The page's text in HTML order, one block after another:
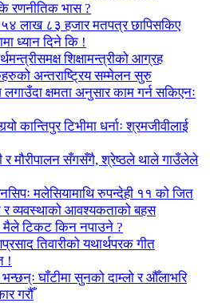
रणनीतिक भास ?
लाख ८३ हजार मतपत्र छापिसकिए
ध्यान दिने कि !
शिक्षामन्त्रीको आग्रह
अन्तराष्ट्रिय सम्मेलन सुरु
क्षमता अनुसार काम गर्न सकिएनः
कान्तिपुर टिभीमा धर्नाः श्रमजीवीलाई
र मौरीपालन सँगसँगै, श्रेष्ठले थाले गाउँलेले
मलेसियामाथि रुपन्देही ११ को जित
र व्यवस्थाको आवश्यकताको बहस
टिकट किन नपाउने ?
तिवारीको यथार्थपरक गीत
!
घाँटीमा सुनको दाम्लो र औँलाभरि
गरौँ